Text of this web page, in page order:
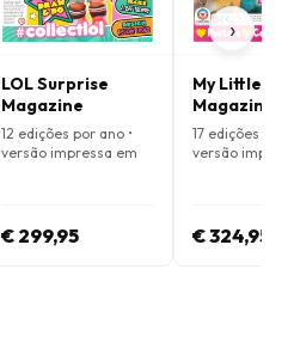
LOL Surprise
Magazine
12 edições por ano •
versão impressa em
€ 299,95
My Little
Magazine
17 edições por
versão
€ 324,95
›